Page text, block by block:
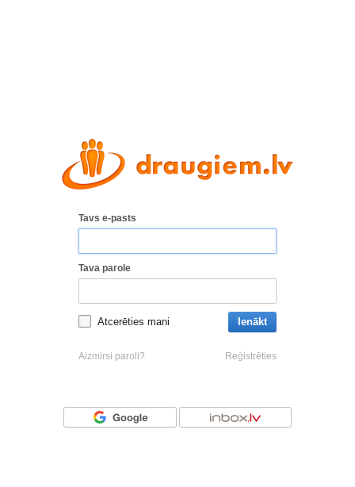
Tavs e-pasts
Tava parole
Atcerēties mani Ienākt
Aizmirsi paroli? Reģistrēties